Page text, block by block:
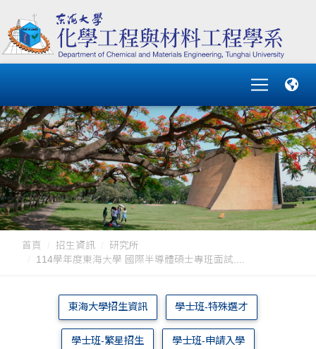
首頁 招生資訊
研究所
114學年度東海大學 國際半導體碩士專班面試....
東海大學招生資訊 學士班-特殊選才
學士班-繁星招生 學士班-申請入學